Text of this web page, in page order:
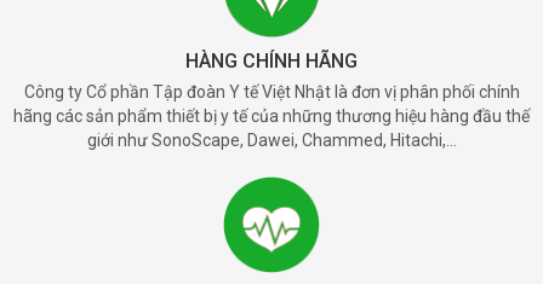
HÀNG CHÍNH HÃNG
Công ty Cổ phần Tập đoàn Y tế Việt Nhật là đơn vị phân phối chính
hãng các sản phẩm thiết bị y tế của những thương hiệu hàng đầu thế
giới như SonoScape, Dawei, Chammed, Hitachi,...